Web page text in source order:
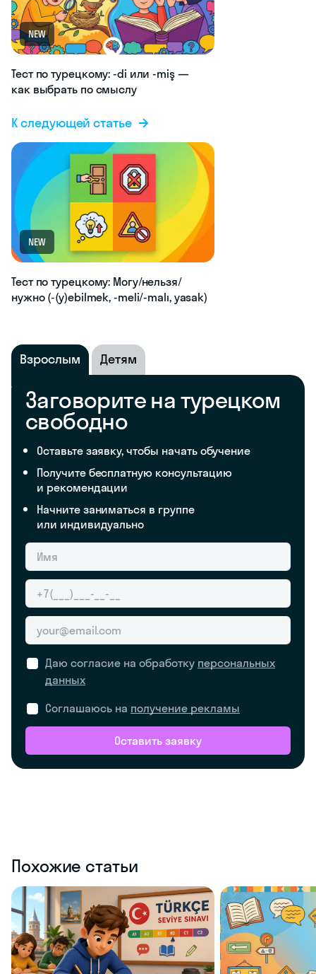
NEW
Тест по турецкому: -di или -miş —
как выбрать по смыслу
К следующей статье
NEW
Тест по турецкому: Могу/нельзя/
нужно (-(y)ebilmek, -meli/-malı, yasak)
Взрослым Детям
Заговорите на турецком
свободно
Оставьте заявку, чтобы начать обучение
Получите бесплатную консультацию
и рекомендации
Начните заниматься в группе
или индивидуально
Даю согласие на обработку персональных
данных
Соглашаюсь на получение рекламы
Оставить заявку
Похожие статьи